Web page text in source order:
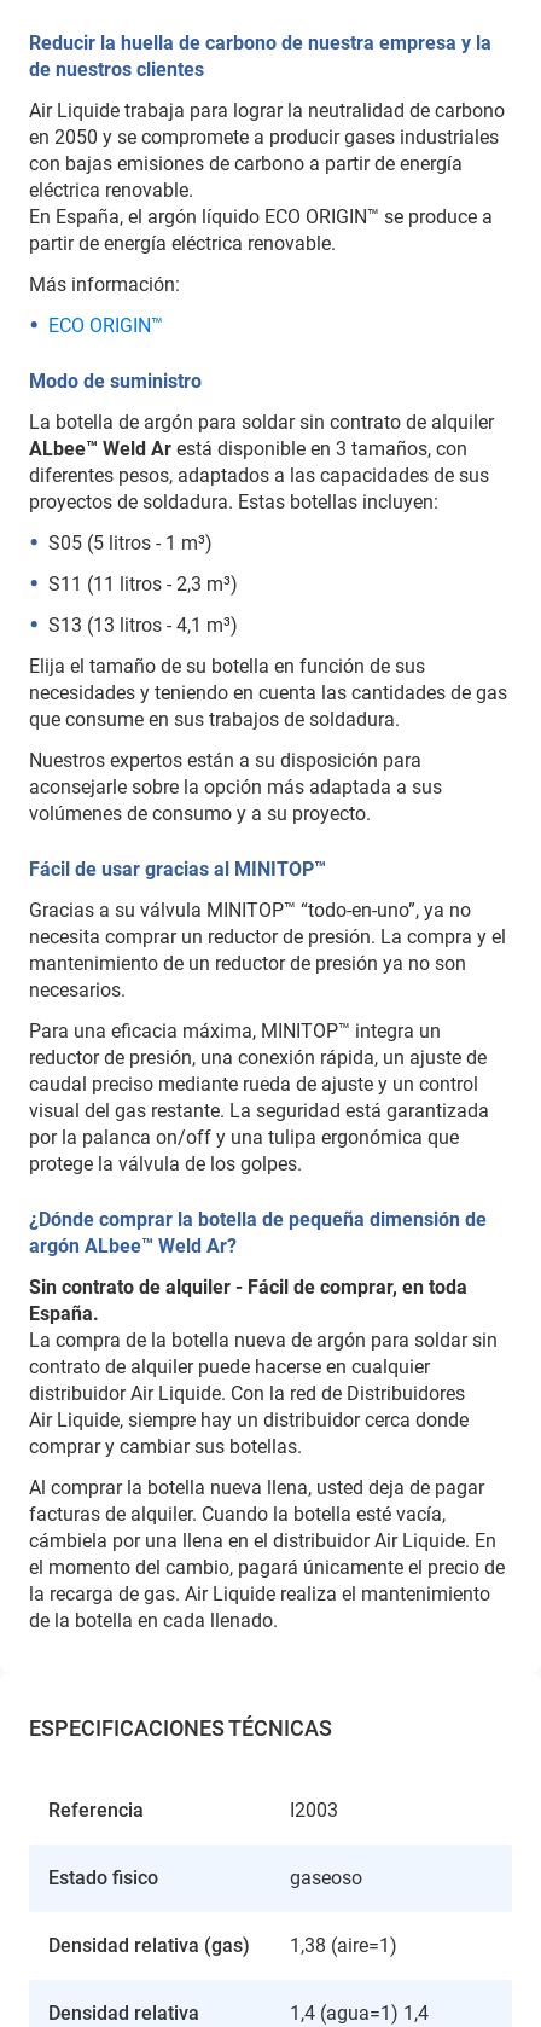
Reducir la huella de carbono de nuestra empresa y la
de nuestros clientes
Air Liquide trabaja para lograr la neutralidad de carbono
en 2050 y se compromete a producir gases industriales
con bajas emisiones de carbono a partir de energía
eléctrica renovable.
En España, el argón líquido ECO ORIGIN™ se produce a
partir de energía eléctrica renovable.
Más información:
ECO ORIGIN™
Modo de suministro
La botella de argón para soldar sin contrato de alquiler
ALbee™ Weld Ar está disponible en 3 tamaños, con
diferentes pesos, adaptados a las capacidades de sus
proyectos de soldadura. Estas botellas incluyen:
S05 (5 litros - 1 m³)
S11 (11 litros - 2,3 m³)
S13 (13 litros - 4,1 m³)
Elija el tamaño de su botella en función de sus
necesidades y teniendo en cuenta las cantidades de gas
que consume en sus trabajos de soldadura.
Nuestros expertos están a su disposición para
aconsejarle sobre la opción más adaptada a sus
volúmenes de consumo y a su proyecto.
Fácil de usar gracias al MINITOP™
Gracias a su válvula MINITOP™ “todo-en-uno”, ya no
necesita comprar un reductor de presión. La compra y el
mantenimiento de un reductor de presión ya no son
necesarios.
Para una eficacia máxima, MINITOP™ integra un
reductor de presión, una conexión rápida, un ajuste de
caudal preciso mediante rueda de ajuste y un control
visual del gas restante. La seguridad está garantizada
por la palanca on/off y una tulipa ergonómica que
protege la válvula de los golpes.
¿Dónde comprar la botella de pequeña dimensión de
argón ALbee™ Weld Ar?
Sin contrato de alquiler - Fácil de comprar, en toda
España.
La compra de la botella nueva de argón para soldar sin
contrato de alquiler puede hacerse en cualquier
distribuidor Air Liquide. Con la red de Distribuidores
Air Liquide, siempre hay un distribuidor cerca donde
comprar y cambiar sus botellas.
Al comprar la botella nueva llena, usted deja de pagar
facturas de alquiler. Cuando la botella esté vacía,
cámbiela por una llena en el distribuidor Air Liquide. En
el momento del cambio, pagará únicamente el precio de
la recarga de gas. Air Liquide realiza el mantenimiento
de la botella en cada llenado.
ESPECIFICACIONES TÉCNICAS
Referencia I2003
Estado fisico gaseoso
Densidad relativa (gas) 1,38 (aire=1)
Densidad relativa
1,4 (agua=1) 1,4